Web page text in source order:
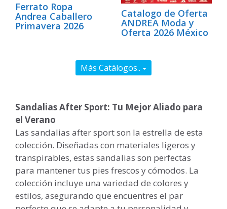
Ferrato Ropa
Andrea Caballero
Primavera 2026
Catalogo de Oferta
ANDREA Moda y
Oferta 2026 México
Más Catálogos..
Sandalias After Sport: Tu Mejor Aliado para
el Verano
Las sandalias after sport son la estrella de esta
colección. Diseñadas con materiales ligeros y
transpirables, estas sandalias son perfectas
para mantener tus pies frescos y cómodos. La
colección incluye una variedad de colores y
estilos, asegurando que encuentres el par